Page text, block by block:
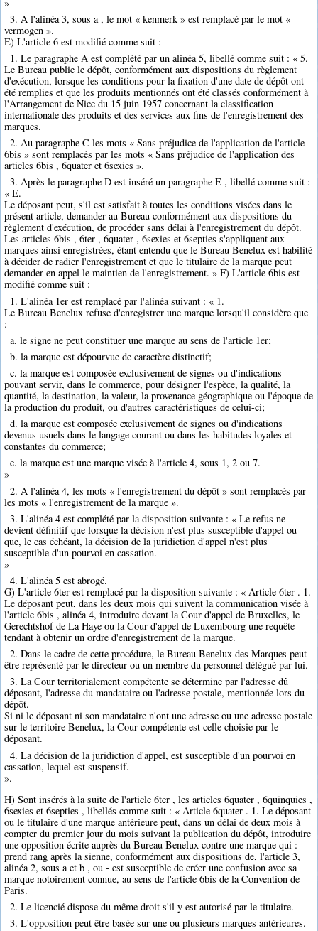
3. A l'alinéa 3, sous a , le mot « kenmerk » est remplacé par le mot «
vermogen ».
E) L'article 6 est modifié comme suit :
1. Le paragraphe A est complété par un alinéa 5, libellé comme suit : « 5.
Le Bureau publie le dépôt, conformément aux dispositions du règlement
d'exécution, lorsque les conditions pour la fixation d'une date de dépôt ont
été remplies et que les produits mentionnés ont été classés conformément à
l'Arrangement de Nice du 15 juin 1957 concernant la classification
internationale des produits et des services aux fins de l'enregistrement des
marques.
2. Au paragraphe C les mots « Sans préjudice de l'application de l'article
6bis » sont remplacés par les mots « Sans préjudice de l'application des
articles 6bis , 6quater et 6sexies ».
3. Après le paragraphe D est inséré un paragraphe E , libellé comme suit :
« E.
Le déposant peut, s'il est satisfait à toutes les conditions visées dans le
présent article, demander au Bureau conformément aux dispositions du
règlement d'exécution, de procéder sans délai à l'enregistrement du dépôt.
Les articles 6bis , 6ter , 6quater , 6sexies et 6septies s'appliquent aux
marques ainsi enregistrées, étant entendu que le Bureau Benelux est habilité
à décider de radier l'enregistrement et que le titulaire de la marque peut
demander en appel le maintien de l'enregistrement. » F) L'article 6bis est
modifié comme suit :
1. L'alinéa 1er est remplacé par l'alinéa suivant : « 1.
Le Bureau Benelux refuse d'enregistrer une marque lorsqu'il considère que
:
a. le signe ne peut constituer une marque au sens de l'article 1er;
b. la marque est dépourvue de caractère distinctif;
c. la marque est composée exclusivement de signes ou d'indications
pouvant servir, dans le commerce, pour désigner l'espèce, la qualité, la
quantité, la destination, la valeur, la provenance géographique ou l'époque de
la production du produit, ou d'autres caractéristiques de celui-ci;
d. la marque est composée exclusivement de signes ou d'indications
devenus usuels dans le langage courant ou dans les habitudes loyales et
constantes du commerce;
e. la marque est une marque visée à l'article 4, sous 1, 2 ou 7.
»
2. A l'alinéa 4, les mots « l'enregistrement du dépôt » sont remplacés par
les mots « l'enregistrement de la marque ».
3. L'alinéa 4 est complété par la disposition suivante : « Le refus ne
devient définitif que lorsque la décision n'est plus susceptible d'appel ou
que, le cas échéant, la décision de la juridiction d'appel n'est plus
susceptible d'un pourvoi en cassation.
»
4. L'alinéa 5 est abrogé.
G) L'article 6ter est remplacé par la disposition suivante : « Article 6ter . 1.
Le déposant peut, dans les deux mois qui suivent la communication visée à
l'article 6bis , alinéa 4, introduire devant la Cour d'appel de Bruxelles, le
Gerechtshof de La Haye ou la Cour d'appel de Luxembourg une requête
tendant à obtenir un ordre d'enregistrement de la marque.
2. Dans le cadre de cette procédure, le Bureau Benelux des Marques peut
être représenté par le directeur ou un membre du personnel délégué par lui.
3. La Cour territorialement compétente se détermine par l'adresse dû
déposant, l'adresse du mandataire ou l'adresse postale, mentionnée lors du
dépôt.
Si ni le déposant ni son mandataire n'ont une adresse ou une adresse postale
sur le territoire Benelux, la Cour compétente est celle choisie par le
déposant.
4. La décision de la juridiction d'appel, est susceptible d'un pourvoi en
cassation, lequel est suspensif.
».
H) Sont insérés à la suite de l'article 6ter , les articles 6quater , 6quinquies ,
6sexies et 6septies , libellés comme suit : « Article 6quater . 1. Le déposant
ou le titulaire d'une marque antérieure peut, dans un délai de deux mois à
compter du premier jour du mois suivant la publication du dépôt, introduire
une opposition écrite auprès du Bureau Benelux contre une marque qui : -
prend rang après la sienne, conformément aux dispositions de, l'article 3,
alinéa 2, sous a et b , ou - est susceptible de créer une confusion avec sa
marque notoirement connue, au sens de l'article 6bis de la Convention de
Paris.
2. Le licencié dispose du même droit s'il y est autorisé par le titulaire.
3. L'opposition peut être basée sur une ou plusieurs marques antérieures.